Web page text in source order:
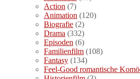
Action (7)
Animation (120)
Biografie (2)
Drama (332)
Episoden (6)
Familienfilm (108)
Fantasy (134)
Feel-Good romantische